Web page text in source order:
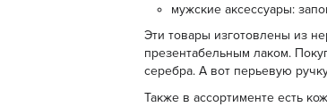
мужские аксессуары:
Эти товары изготовлены из
презентабельным лаком.
серебра. А вот перьевую
Также в ассортименте есть